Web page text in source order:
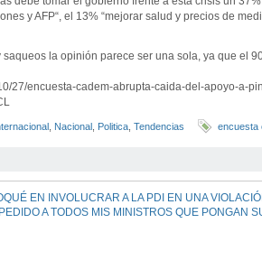
y AFP“, el 13% “mejorar salud y precios de
saqueos la opinión parece ser una sola, ya que el
27/encuesta-cadem-abrupta-caida-del-apoyo-a-
Nacional Politica Tendencias encuesta
EN INVOLUCRAR A LA PDI EN UNA
A TODOS MIS MINISTROS QUE PONGAN